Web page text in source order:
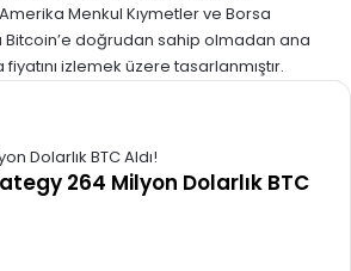
Menkul Kıymetler ve Borsa
Bitcoin’e doğrudan sahip olmadan ana
izlemek üzere tasarlanmıştır.
264 Milyon Dolarlık BTC